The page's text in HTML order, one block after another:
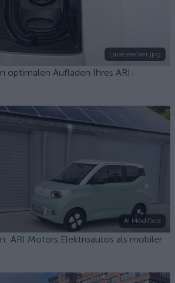
Ladestecker.jpg
optimalen Aufladen Ihres ARI-
AI Modified
ARI Motors Elektroautos als mobiler